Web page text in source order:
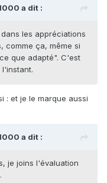
a dit :
les appréciations
comme ça, même si
que adapté". C'est
: et je le marque aussi
a dit :
je joins l'évaluation